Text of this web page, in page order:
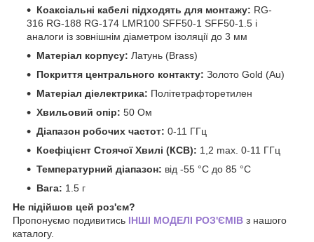
Коаксіальні кабелі підходять для монтажу: RG-
316 RG-188 RG-174 LMR100 SFF50-1 SFF50-1.5 і
аналоги із зовнішнім діаметром ізоляції до 3 мм
Матеріал корпусу: Латунь (Brass)
Покриття центрального контакту: Золото Gold (Au)
Матеріал діелектрика: Політетрафторетилен
Хвильовий опір: 50 Ом
Діапазон робочих частот: 0-11 ГГц
Коефіцієнт Стоячої Хвилі (КСВ): 1,2 max. 0-11 ГГц
Температурний діапазон: від -55 °C до 85 °C
Вага: 1.5 г
Не підійшов цей роз'єм?
Пропонуємо подивитись ІНШІ МОДЕЛІ РОЗ'ЄМІВ з нашого
каталогу.